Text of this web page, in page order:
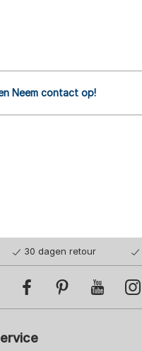
Neem contact op!
30 dagen retour